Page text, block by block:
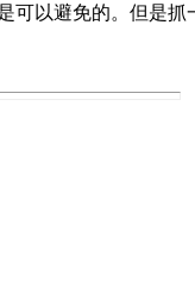
可以避免的。但是抓